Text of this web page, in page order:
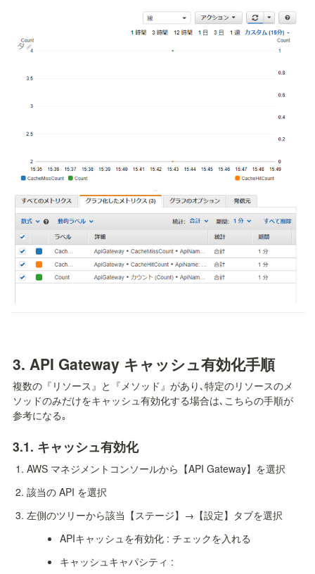
3. API Gateway キャッシュ有効化手順
複数の『リソース』と『メソッド』があり､特定のリソースのメ
ソッドのみだけをキャッシュ有効化する場合は､こちらの手順が
参考になる｡
3.1. キャッシュ有効化
AWS マネジメントコンソールから【API Gateway】を選択
該当の API を選択
左側のツリーから該当【ステージ】→【設定】タブを選択
APIキャッシュを有効化 : チェックを入れる
キャッシュキャパシティ :